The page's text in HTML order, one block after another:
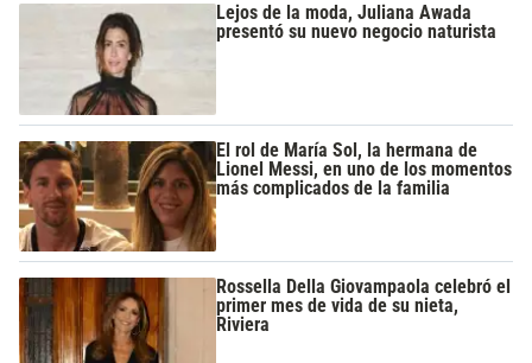
Lejos de la moda, Juliana Awada
presentó su nuevo negocio naturista
El rol de María Sol, la hermana de
Lionel Messi, en uno de los momentos
más complicados de la familia
Rossella Della Giovampaola celebró el
primer mes de vida de su nieta,
Riviera